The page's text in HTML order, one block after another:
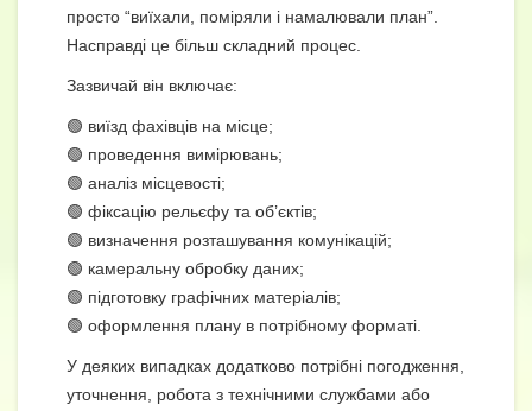
просто “виїхали, поміряли і намалювали план”.
Насправді це більш складний процес.
Зазвичай він включає:
🟢 виїзд фахівців на місце;
🟢 проведення вимірювань;
🟢 аналіз місцевості;
🟢 фіксацію рельєфу та об’єктів;
🟢 визначення розташування комунікацій;
🟢 камеральну обробку даних;
🟢 підготовку графічних матеріалів;
🟢 оформлення плану в потрібному форматі.
У деяких випадках додатково потрібні погодження,
уточнення, робота з технічними службами або